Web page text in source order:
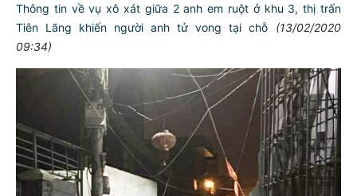
Thông tin về vụ xô xát giữa 2 anh em ruột ở khu 3, thị trấn
Tiên Lãng khiến người anh tử vong tại chỗ
(13/02/2020
09:34)